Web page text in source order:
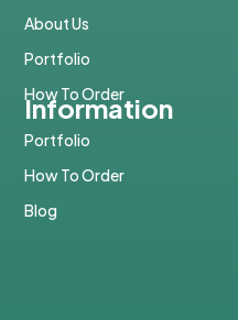
About Us
Portfolio
How To Order
Information
Portfolio
How To Order
Blog